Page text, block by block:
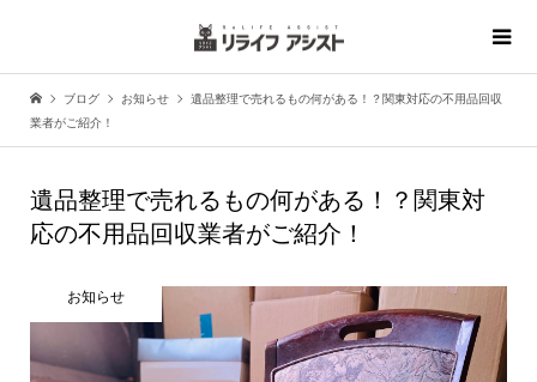
ブログ お知らせ
遺品整理で売れるもの何がある！？関東対応の不用品回収
業者がご紹介！
遺品整理で売れるもの何がある！？関東対
応の不用品回収業者がご紹介！
お知らせ